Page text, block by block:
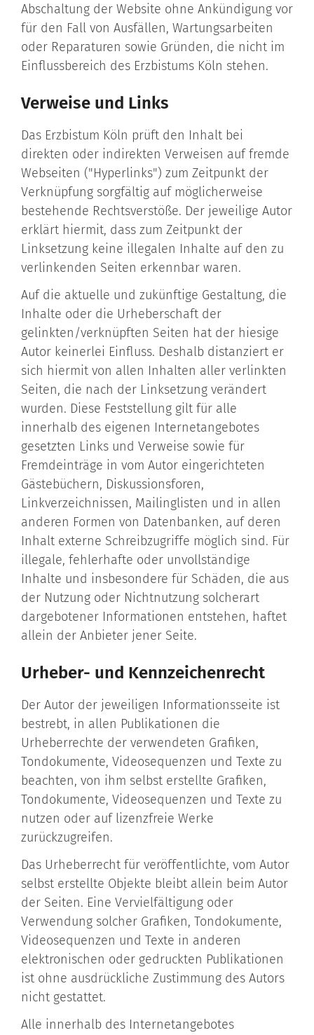
Abschaltung der Website ohne Ankündigung vor
für den Fall von Ausfällen, Wartungsarbeiten
oder Reparaturen sowie Gründen, die nicht im
Einflussbereich des Erzbistums Köln stehen.
Verweise und Links
Das Erzbistum Köln prüft den Inhalt bei
direkten oder indirekten Verweisen auf fremde
Webseiten ("Hyperlinks") zum Zeitpunkt der
Verknüpfung sorgfältig auf möglicherweise
bestehende Rechtsverstöße. Der jeweilige Autor
erklärt hiermit, dass zum Zeitpunkt der
Linksetzung keine illegalen Inhalte auf den zu
verlinkenden Seiten erkennbar waren.
Auf die aktuelle und zukünftige Gestaltung, die
Inhalte oder die Urheberschaft der
gelinkten/verknüpften Seiten hat der hiesige
Autor keinerlei Einfluss. Deshalb distanziert er
sich hiermit von allen Inhalten aller verlinkten
Seiten, die nach der Linksetzung verändert
wurden. Diese Feststellung gilt für alle
innerhalb des eigenen Internetangebotes
gesetzten Links und Verweise sowie für
Fremdeinträge in vom Autor eingerichteten
Gästebüchern, Diskussionsforen,
Linkverzeichnissen, Mailinglisten und in allen
anderen Formen von Datenbanken, auf deren
Inhalt externe Schreibzugriffe möglich sind. Für
illegale, fehlerhafte oder unvollständige
Inhalte und insbesondere für Schäden, die aus
der Nutzung oder Nichtnutzung solcherart
dargebotener Informationen entstehen, haftet
allein der Anbieter jener Seite.
Urheber- und Kennzeichenrecht
Der Autor der jeweiligen Informationsseite ist
bestrebt, in allen Publikationen die
Urheberrechte der verwendeten Grafiken,
Tondokumente, Videosequenzen und Texte zu
beachten, von ihm selbst erstellte Grafiken,
Tondokumente, Videosequenzen und Texte zu
nutzen oder auf lizenzfreie Werke
zurückzugreifen.
Das Urheberrecht für veröffentlichte, vom Autor
selbst erstellte Objekte bleibt allein beim Autor
der Seiten. Eine Vervielfältigung oder
Verwendung solcher Grafiken, Tondokumente,
Videosequenzen und Texte in anderen
elektronischen oder gedruckten Publikationen
ist ohne ausdrückliche Zustimmung des Autors
nicht gestattet.
Alle innerhalb des Internetangebotes